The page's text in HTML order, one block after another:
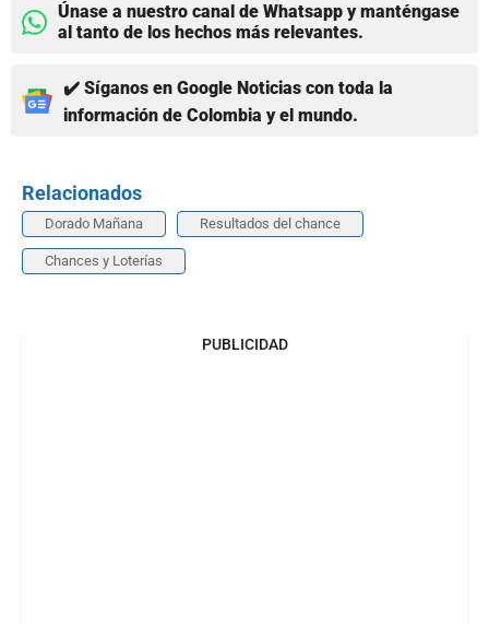
Únase a nuestro canal de Whatsapp y manténgase
al tanto de los hechos más relevantes.
✔️ Síganos en Google Noticias con toda la
información de Colombia y el mundo.
Relacionados
Dorado Mañana Resultados del chance
Chances y Loterías
PUBLICIDAD